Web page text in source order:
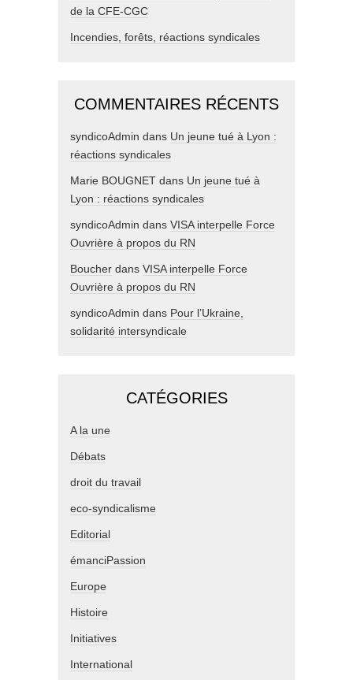
de la CFE-CGC
Incendies, forêts, réactions syndicales
COMMENTAIRES RÉCENTS
syndicoAdmin dans Un jeune tué à Lyon :
réactions syndicales
Marie BOUGNET dans Un jeune tué à
Lyon : réactions syndicales
syndicoAdmin dans VISA interpelle Force
Ouvrière à propos du RN
Boucher dans VISA interpelle Force
Ouvrière à propos du RN
syndicoAdmin dans Pour l’Ukraine,
solidarité intersyndicale
CATÉGORIES
A la une
Débats
droit du travail
eco-syndicalisme
Editorial
émanciPassion
Europe
Histoire
Initiatives
International